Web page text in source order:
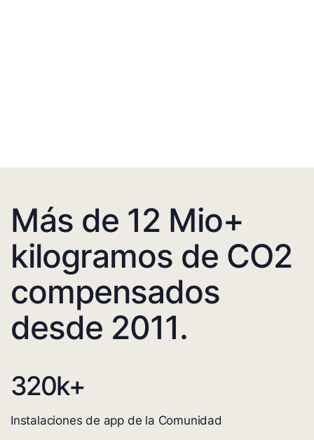
Más de 12 Mio+
kilogramos de CO2
compensados
desde 2011.
320k+
Instalaciones de app de la Comunidad